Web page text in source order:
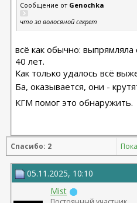
Сообщение от Genochka
что за волосяной секрет
всё как обычно:
40 лет.
Как только удалось всё
Ба, оказывается, они -
КГМ помог это обнаружить.
Спасибо: 2
05.11.2025, 10:10
Mist